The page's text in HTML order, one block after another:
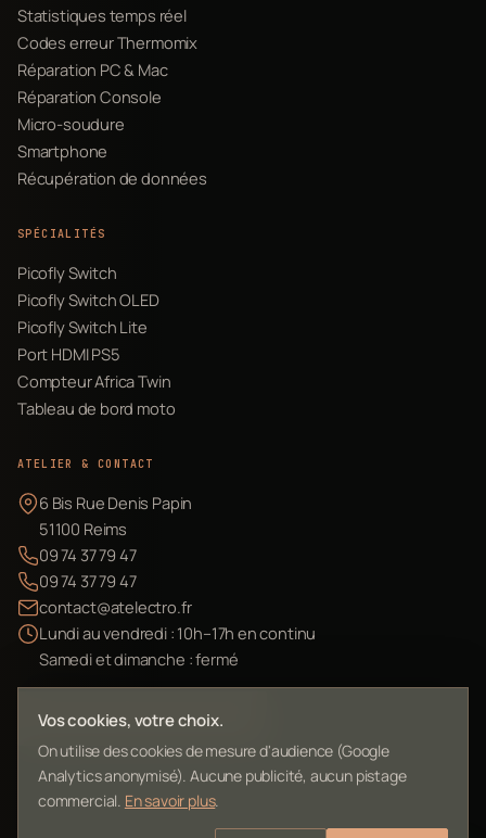
Statistiques temps réel
Codes erreur Thermomix
Réparation PC & Mac
Réparation Console
Micro-soudure
Smartphone
Récupération de données
SPÉCIALITÉS
Picofly Switch
Picofly Switch OLED
Picofly Switch Lite
Port HDMI PS5
Compteur Africa Twin
Tableau de bord moto
ATELIER & CONTACT
6 Bis Rue Denis Papin
51100 Reims
09 74 37 79 47
09 74 37 79 47
contact@atelectro.fr
Lundi au vendredi : 10h–17h en continu
Samedi et dimanche : fermé
Envoyer mon matériel
Vos cookies, votre choix.
On utilise des cookies de mesure d'audience (Google
Analytics anonymisé). Aucune publicité, aucun pistage
commercial. En savoir plus.